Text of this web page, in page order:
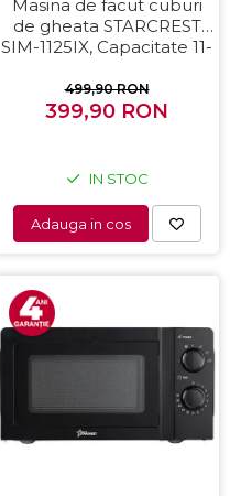
Masina de facut cuburi
de gheata STARCREST
SIM-1125IX, Capacitate 11-
detasabil, Rezervor apa
0.8 l, Inox
499,90 RON
399,90 RON
IN STOC
Adauga in cos